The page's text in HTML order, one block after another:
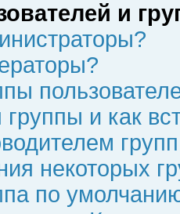
и
и как
некоторых
по